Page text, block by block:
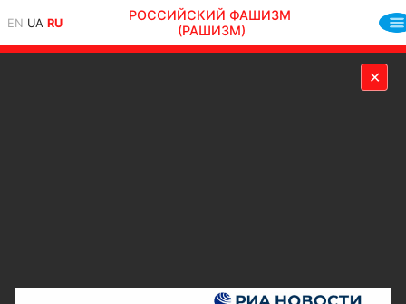
EN UA RU
РОССИЙСКИЙ ФАШИЗМ
(РАШИЗМ)
✕